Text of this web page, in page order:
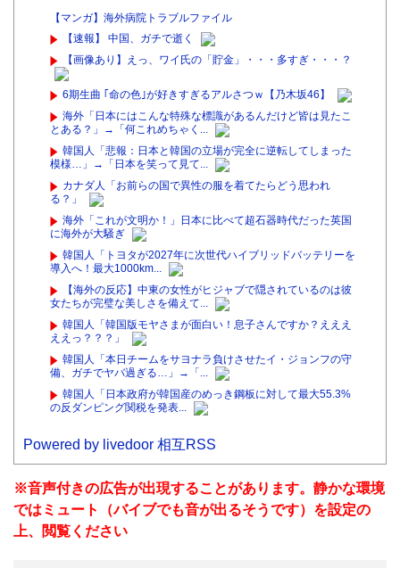
【マンガ】海外病院トラブルファイル
【速報】 中国、ガチで逝く
【画像あり】えっ、ワイ氏の「貯金」・・・多すぎ・・・？
6期生曲 ｢命の色｣が好きすぎるアルさつｗ【乃木坂46】
海外「日本にはこんな特殊な標識があるんだけど皆は見たこ
とある？」→「何これめちゃく...
韓国人「悲報：日本と韓国の立場が完全に逆転してしまった
模様…」→「日本を笑って見て...
カナダ人「お前らの国で異性の服を着てたらどう思われ
る？」
海外「これが文明か！」日本に比べて超石器時代だった英国
に海外が大騒ぎ
韓国人「トヨタが2027年に次世代ハイブリッドバッテリーを
導入へ！最大1000km...
【海外の反応】中東の女性がヒジャブで隠されているのは彼
女たちが完璧な美しさを備えて...
韓国人「韓国版モヤさまが面白い！息子さんですか？えええ
ええっ？？？」
韓国人「本日チームをサヨナラ負けさせたイ・ジョンフの守
備、ガチでヤバ過ぎる…」→「...
韓国人「日本政府が韓国産のめっき鋼板に対して最大55.3%
の反ダンピング関税を発表...
Powered by livedoor 相互RSS
※音声付きの広告が出現することがあります。静かな環境
ではミュート（バイブでも音が出るそうです）を設定の
上、閲覧ください